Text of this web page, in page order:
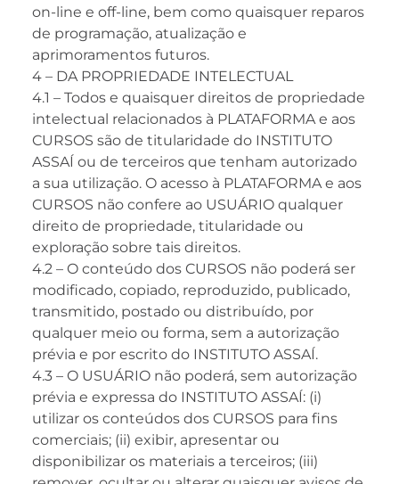
on-line e off-line, bem como quaisquer reparos
de programação, atualização e
aprimoramentos futuros.
4 – DA PROPRIEDADE INTELECTUAL
4.1 – Todos e quaisquer direitos de propriedade
intelectual relacionados à PLATAFORMA e aos
CURSOS são de titularidade do INSTITUTO
ASSAÍ ou de terceiros que tenham autorizado
a sua utilização. O acesso à PLATAFORMA e aos
CURSOS não confere ao USUÁRIO qualquer
direito de propriedade, titularidade ou
exploração sobre tais direitos.
4.2 – O conteúdo dos CURSOS não poderá ser
modificado, copiado, reproduzido, publicado,
transmitido, postado ou distribuído, por
qualquer meio ou forma, sem a autorização
prévia e por escrito do INSTITUTO ASSAÍ.
4.3 – O USUÁRIO não poderá, sem autorização
prévia e expressa do INSTITUTO ASSAÍ: (i)
utilizar os conteúdos dos CURSOS para fins
comerciais; (ii) exibir, apresentar ou
disponibilizar os materiais a terceiros; (iii)